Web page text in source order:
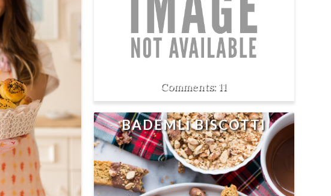
11
BADEMLİ BISCOTTI